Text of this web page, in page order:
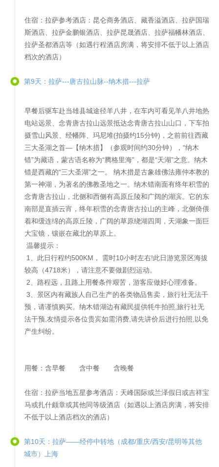
住宿：拉萨参考酒店：昆仑商务酒店、藏香溢酒店、拉萨国瑞
斯酒店、拉萨金鹏银酒店、拉萨昆晟酒店、拉萨福幡林酒店、
拉萨圣都酒店等（如遇行程酒店房满，将安排不低于以上酒店
档次的酒店）
第9天：拉萨---唐古拉山脉--纳木措---拉萨
早餐后驱车赴当雄县城途径羊八井，在车内可看见羊八井地热
电站远景、念青唐古拉山远景抵达念青唐古拉山山口，下车拍
摄雪山风景、经幡阵、玛尼堆(拍摄约15分钟)，之前前往西藏
三大圣湖之首—【纳木措】（参观时间约30分钟），“纳木
错”为藏语，蒙古语名称为“腾格里海”，都是“天湖”之意。纳木
错是西藏的“三大圣湖”之一。 纳木措是古象雄佛法雍仲本教的
第一神湖，为著名的佛教圣地之一。纳木错南面有终年积雪的
念青唐古拉山，北侧和西侧有高原丘陵和广阔的湖滨。它的东
南部是直插云宵，终年积雪的念青唐古拉山的主峰，北侧倚偎
着和缓连绵的高原丘陵，广阔的草原绕湖四周，天湖象一面巨
大宝镜，镶嵌在藏北的草原上。
温馨提示：
1、此日行程约500KM， 需时10小时左右!此日游览景区海拔
较高（4718米），请注意不要做剧烈运动。
2、路程远，且路上用餐条件艰苦，游客应做好心理准备。
3、景区内有藏族人自己生产的各类物品售卖，旅行社无法干
预，请谨慎购买。纳木错湖边有藏民提供牦牛拍照,旅行社无
法干预,友情提示各位贵宾如需消费,请先讲价后进行拍照,以免
产生纠纷。
用餐：含早餐 含中餐 含晚餐
住宿：拉萨当地五星参考酒店：天峰国际或兰泽假日或吉祥宝
马或扎什颇章或其他同等级酒店（如遇以上酒店房满，将安排
不低于以上酒店档次的酒店）
第10天：拉萨——经停中转地（成都/重庆/西安/昆明等其他
城市）上海